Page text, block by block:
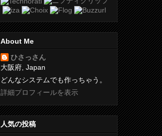
About Me
ひさっさん
大阪府, Japan
どんなシステムでも作っちゃう。
詳細プロフィールを表示
人気の投稿